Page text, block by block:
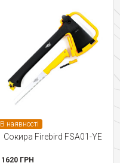
В наявності
Сокира Firebird FSA01-YE
1620 ГРН